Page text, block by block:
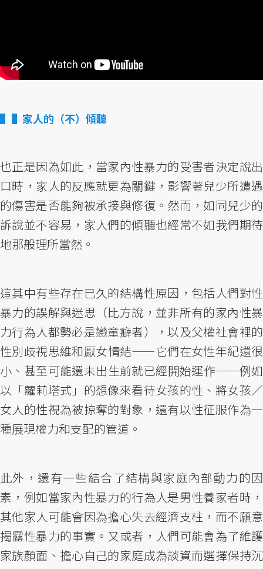
▌家人的（不）傾聽
也正是因為如此，當家內性暴力的受害者決定說出
口時，家人的反應就更為關鍵，影響著兒少所遭遇
的傷害是否能夠被承接與修復。然而，如同兒少的
訴說並不容易，家人們的傾聽也經常不如我們期待
地那般理所當然。
這其中有些存在已久的結構性原因，包括人們對性
暴力的誤解與迷思（比方說，並非所有的家內性暴
力行為人都勢必是戀童癖者），以及父權社會裡的
性別歧視思維和厭女情結——它們在女性年紀還很
小、甚至可能還未出生前就已經開始運作——例如
以「蘿莉塔式」的想像來看待女孩的性、將女孩／
女人的性視為被掠奪的對象，還有以性征服作為一
種展現權力和支配的管道。
此外，還有一些結合了結構與家庭內部動力的因
素，例如當家內性暴力的行為人是男性養家者時，
其他家人可能會因為擔心失去經濟支柱，而不願意
揭露性暴力的事實。又或者，人們可能會為了維護
家族顏面、擔心自己的家庭成為談資而選擇保持沉